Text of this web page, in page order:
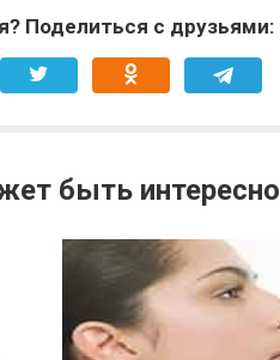
Поделиться с друзьями:
быть интересно